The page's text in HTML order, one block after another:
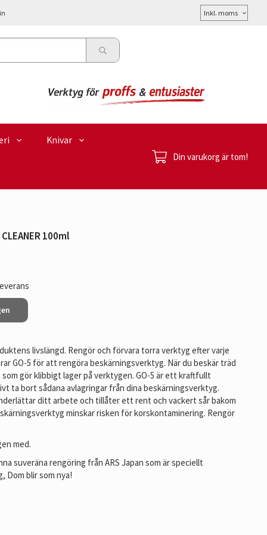
Välj
moms
Knivar
Din varukorg är tom!
100ml
livslängd. Rengör och förvara torra verktyg efter varje
GO-5 för att rengöra beskärningsverktyg. När du beskär träd
gör klibbigt lager på verktygen. GO-5 är ett kraftfullt
ta bort sådana avlagringar från dina beskärningsverktyg.
ditt arbete och tillåter ett rent och vackert sår bakom
minskar risken för korskontaminering. Rengör
med.
suveräna rengöring från ARS Japan som är speciellt
Dom blir som nya!